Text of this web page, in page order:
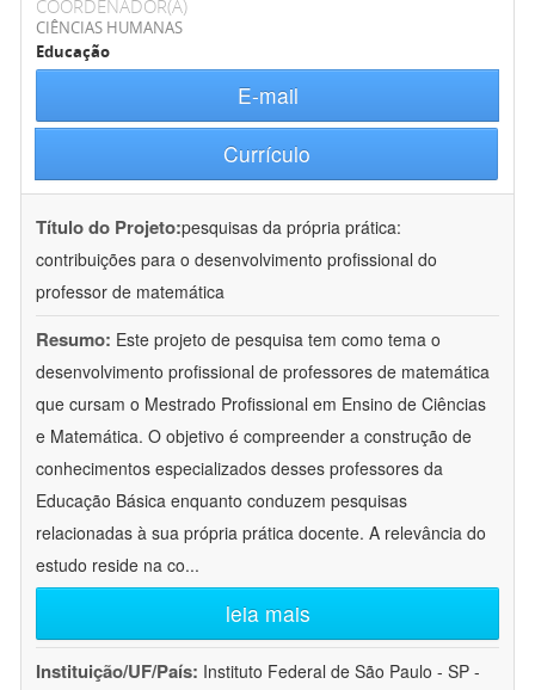
COORDENADOR(A)
CIÊNCIAS HUMANAS
Educação
E-mail
Currículo
Título do Projeto:pesquisas da própria prática:
contribuições para o desenvolvimento profissional do
professor de matemática
Resumo: Este projeto de pesquisa tem como tema o
desenvolvimento profissional de professores de matemática
que cursam o Mestrado Profissional em Ensino de Ciências
e Matemática. O objetivo é compreender a construção de
conhecimentos especializados desses professores da
Educação Básica enquanto conduzem pesquisas
relacionadas à sua própria prática docente. A relevância do
estudo reside na co...
leia mais
Instituição/UF/País: Instituto Federal de São Paulo - SP -